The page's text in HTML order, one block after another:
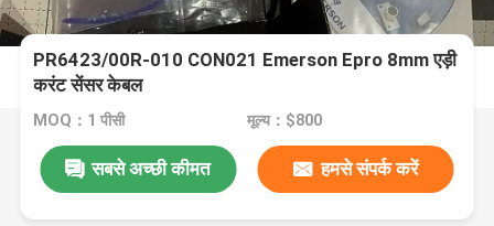
PR6423/00R-010 CON021 Emerson Epro 8mm एड़ी
करंट सेंसर केबल
MOQ：1 पीसी मूल्य：$800
सबसे अच्छी कीमत हमसे संपर्क करें